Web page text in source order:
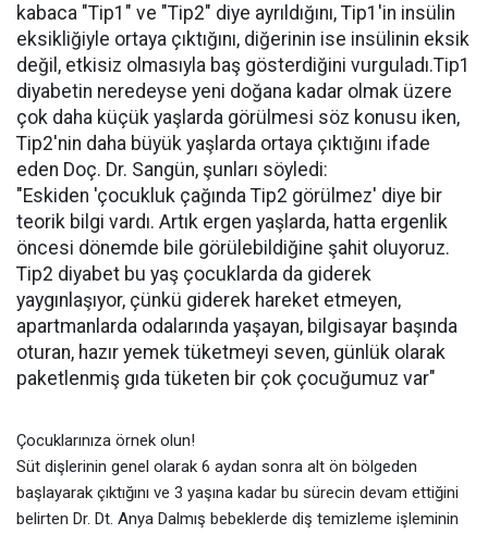
kabaca "Tip1" ve "Tip2" diye ayrıldığını, Tip1'in insülin
eksikliğiyle ortaya çıktığını, diğerinin ise insülinin eksik
değil, etkisiz olmasıyla baş gösterdiğini vurguladı.Tip1
diyabetin neredeyse yeni doğana kadar olmak üzere
çok daha küçük yaşlarda görülmesi söz konusu iken,
Tip2'nin daha büyük yaşlarda ortaya çıktığını ifade
eden Doç. Dr. Sangün, şunları söyledi:
"Eskiden 'çocukluk çağında Tip2 görülmez' diye bir
teorik bilgi vardı. Artık ergen yaşlarda, hatta ergenlik
öncesi dönemde bile görülebildiğine şahit oluyoruz.
Tip2 diyabet bu yaş çocuklarda da giderek
yaygınlaşıyor, çünkü giderek hareket etmeyen,
apartmanlarda odalarında yaşayan, bilgisayar başında
oturan, hazır yemek tüketmeyi seven, günlük olarak
paketlenmiş gıda tüketen bir çok çocuğumuz var"
Çocuklarınıza örnek olun!
Süt dişlerinin genel olarak 6 aydan sonra alt ön bölgeden
başlayarak çıktığını ve 3 yaşına kadar bu sürecin devam ettiğini
belirten Dr. Dt. Anya Dalmış bebeklerde diş temizleme işleminin